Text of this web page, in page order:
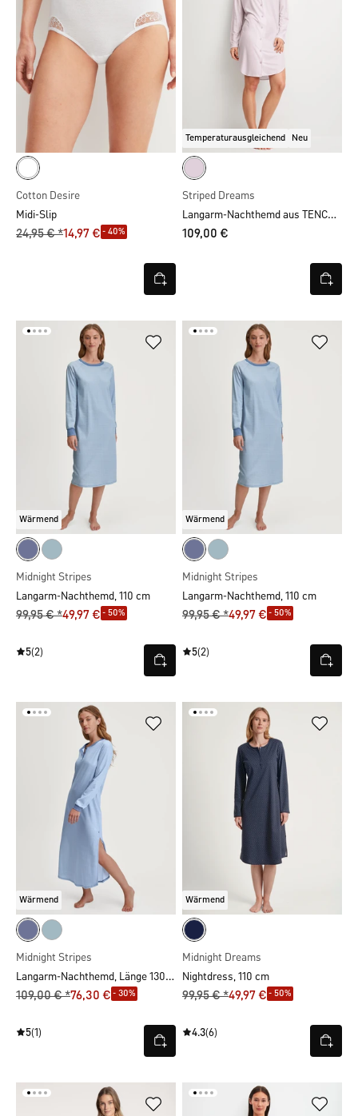
Cotton Desire
Midi-Slip
24,95 € *14,97 € - 40%
Temperaturausgleichend Neu
Striped Dreams
Langarm-Nachthemd aus TENCEL™, Länge 95 cm
109,00 €
Wärmend
Midnight Stripes
Langarm-Nachthemd, 110 cm
99,95 € *49,97 € - 50%
5(2)
Wärmend
Midnight Stripes
Langarm-Nachthemd, 110 cm
99,95 € *49,97 € - 50%
5(2)
Wärmend
Midnight Stripes
Langarm-Nachthemd, Länge 130 cm
109,00 € *76,30 € - 30%
5(1)
Wärmend
Midnight Dreams
Nightdress, 110 cm
99,95 € *49,97 € - 50%
4.3(6)